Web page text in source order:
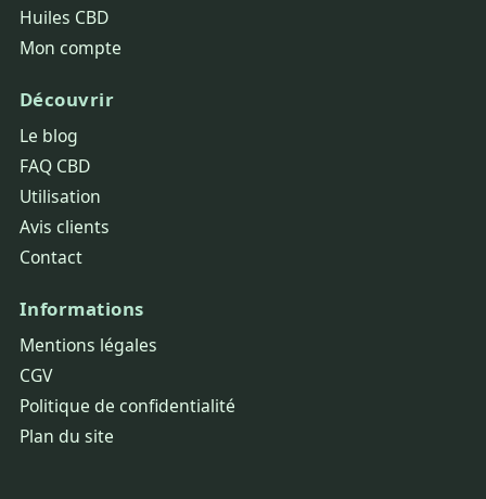
Huiles CBD
Mon compte
Découvrir
Le blog
FAQ CBD
Utilisation
Avis clients
Contact
Informations
Mentions légales
CGV
Politique de confidentialité
Plan du site